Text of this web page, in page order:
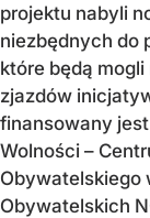
projektu nabyli
niezbędnych do
które będą
zjazdów
finansowany
Wolności –
Obywatelskiego
Obywatelskich